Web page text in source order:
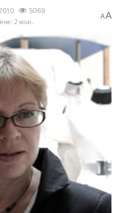
5069
2 мин.
AA